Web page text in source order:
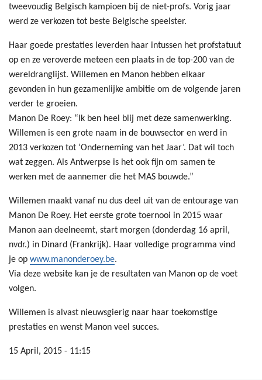
tweevoudig Belgisch kampioen bij de niet-profs. Vorig jaar
werd ze verkozen tot beste Belgische speelster.
Haar goede prestaties leverden haar intussen het profstatuut
op en ze veroverde meteen een plaats in de top-200 van de
wereldranglijst. Willemen en Manon hebben elkaar
gevonden in hun gezamenlijke ambitie om de volgende jaren
verder te groeien.
Manon De Roey: “Ik ben heel blij met deze samenwerking.
Willemen is een grote naam in de bouwsector en werd in
2013 verkozen tot ‘Onderneming van het Jaar’. Dat wil toch
wat zeggen. Als Antwerpse is het ook fijn om samen te
werken met de aannemer die het MAS bouwde.”
Willemen maakt vanaf nu dus deel uit van de entourage van
Manon De Roey. Het eerste grote toernooi in 2015 waar
Manon aan deelneemt, start morgen (donderdag 16 april,
nvdr.) in Dinard (Frankrijk). Haar volledige programma vind
je op www.manonderoey.be.
Via deze website kan je de resultaten van Manon op de voet
volgen.
Willemen is alvast nieuwsgierig naar haar toekomstige
prestaties en wenst Manon veel succes.
15 April, 2015 - 11:15